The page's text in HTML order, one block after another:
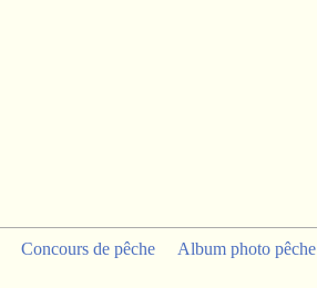
Concours de pêche Album photo pêche